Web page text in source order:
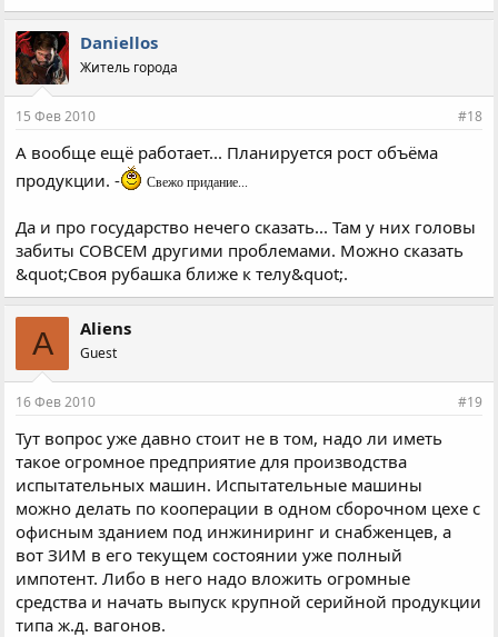
Daniellos
Житель города
15 Фев 2010 #18
А вообще ещё работает... Планируется рост объёма
продукции. -
Свежо придание...
Да и про государство нечего сказать... Там у них головы
забиты СОВСЕМ другими проблемами. Можно сказать
&quot;Своя рубашка ближе к телу&quot;.
A Aliens
Guest
16 Фев 2010 #19
Тут вопрос уже давно стоит не в том, надо ли иметь
такое огромное предприятие для производства
испытательных машин. Испытательные машины
можно делать по кооперации в одном сборочном цехе с
офисным зданием под инжиниринг и снабженцев, а
вот ЗИМ в его текущем состоянии уже полный
импотент. Либо в него надо вложить огромные
средства и начать выпуск крупной серийной продукции
типа ж.д. вагонов.